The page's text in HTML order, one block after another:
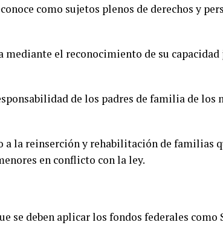
como sujetos plenos de derechos y
el reconocimiento de su capacidad
de los padres de familia de los
reinserción y rehabilitación de familias
en conflicto con la ley.
se deben aplicar los fondos federales como